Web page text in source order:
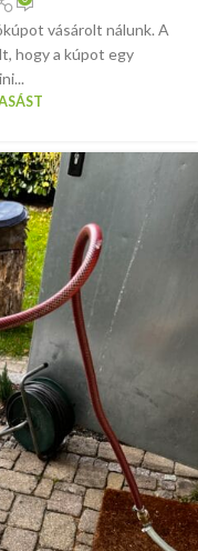
vásárolt nálunk. A
hogy a kúpot egy